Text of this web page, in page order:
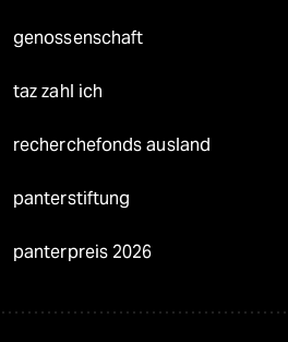
genossenschaft
taz zahl ich
recherchefonds ausland
panterstiftung
panterpreis 2026